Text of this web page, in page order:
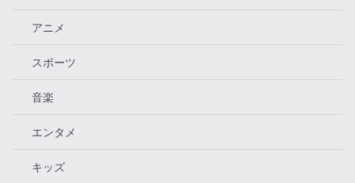
アニメ
スポーツ
音楽
エンタメ
キッズ